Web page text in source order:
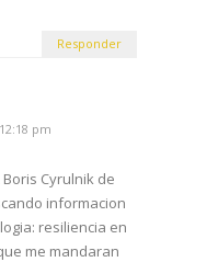
Responder
pm
Cyrulnik de
informacion
resiliencia en
me mandaran